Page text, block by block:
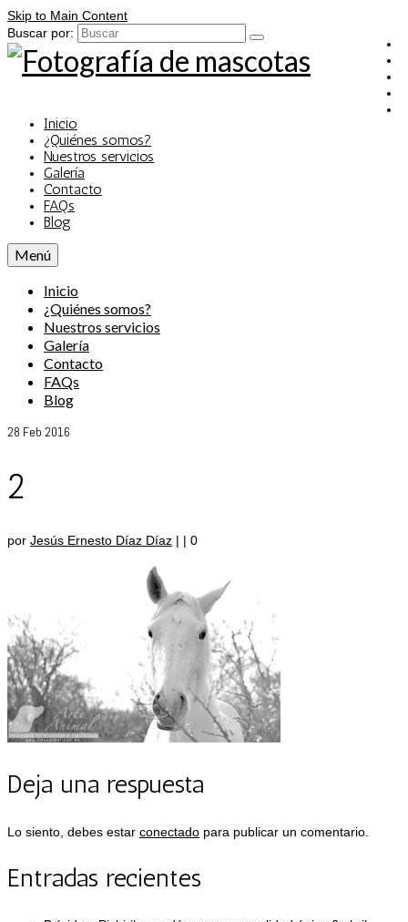
Skip to Main Content
Buscar por:
Inicio
¿Quiénes somos?
Nuestros servicios
Galería
Contacto
FAQs
Blog
Menú
Inicio
¿Quiénes somos?
Nuestros servicios
Galería
Contacto
FAQs
Blog
28 Feb 2016
2
por Jesús Ernesto Díaz Díaz | | 0
Deja una respuesta
Lo siento, debes estar conectado para publicar un comentario.
Entradas recientes